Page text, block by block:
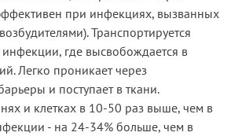
при инфекциях, вызванных
Транспортируется
где высвобождается в
Легко проникает через
и поступает в ткани.
и клетках в 10-50 раз выше, чем в
- на 24-34% больше, чем в